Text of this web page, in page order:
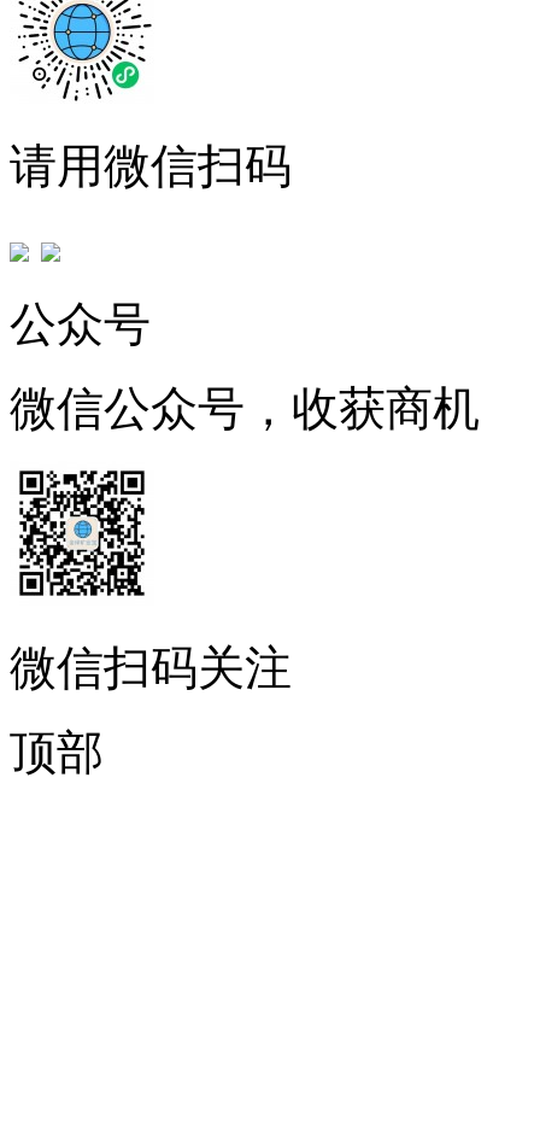
请用微信扫码
公众号
微信公众号，收获商机
微信扫码关注
顶部